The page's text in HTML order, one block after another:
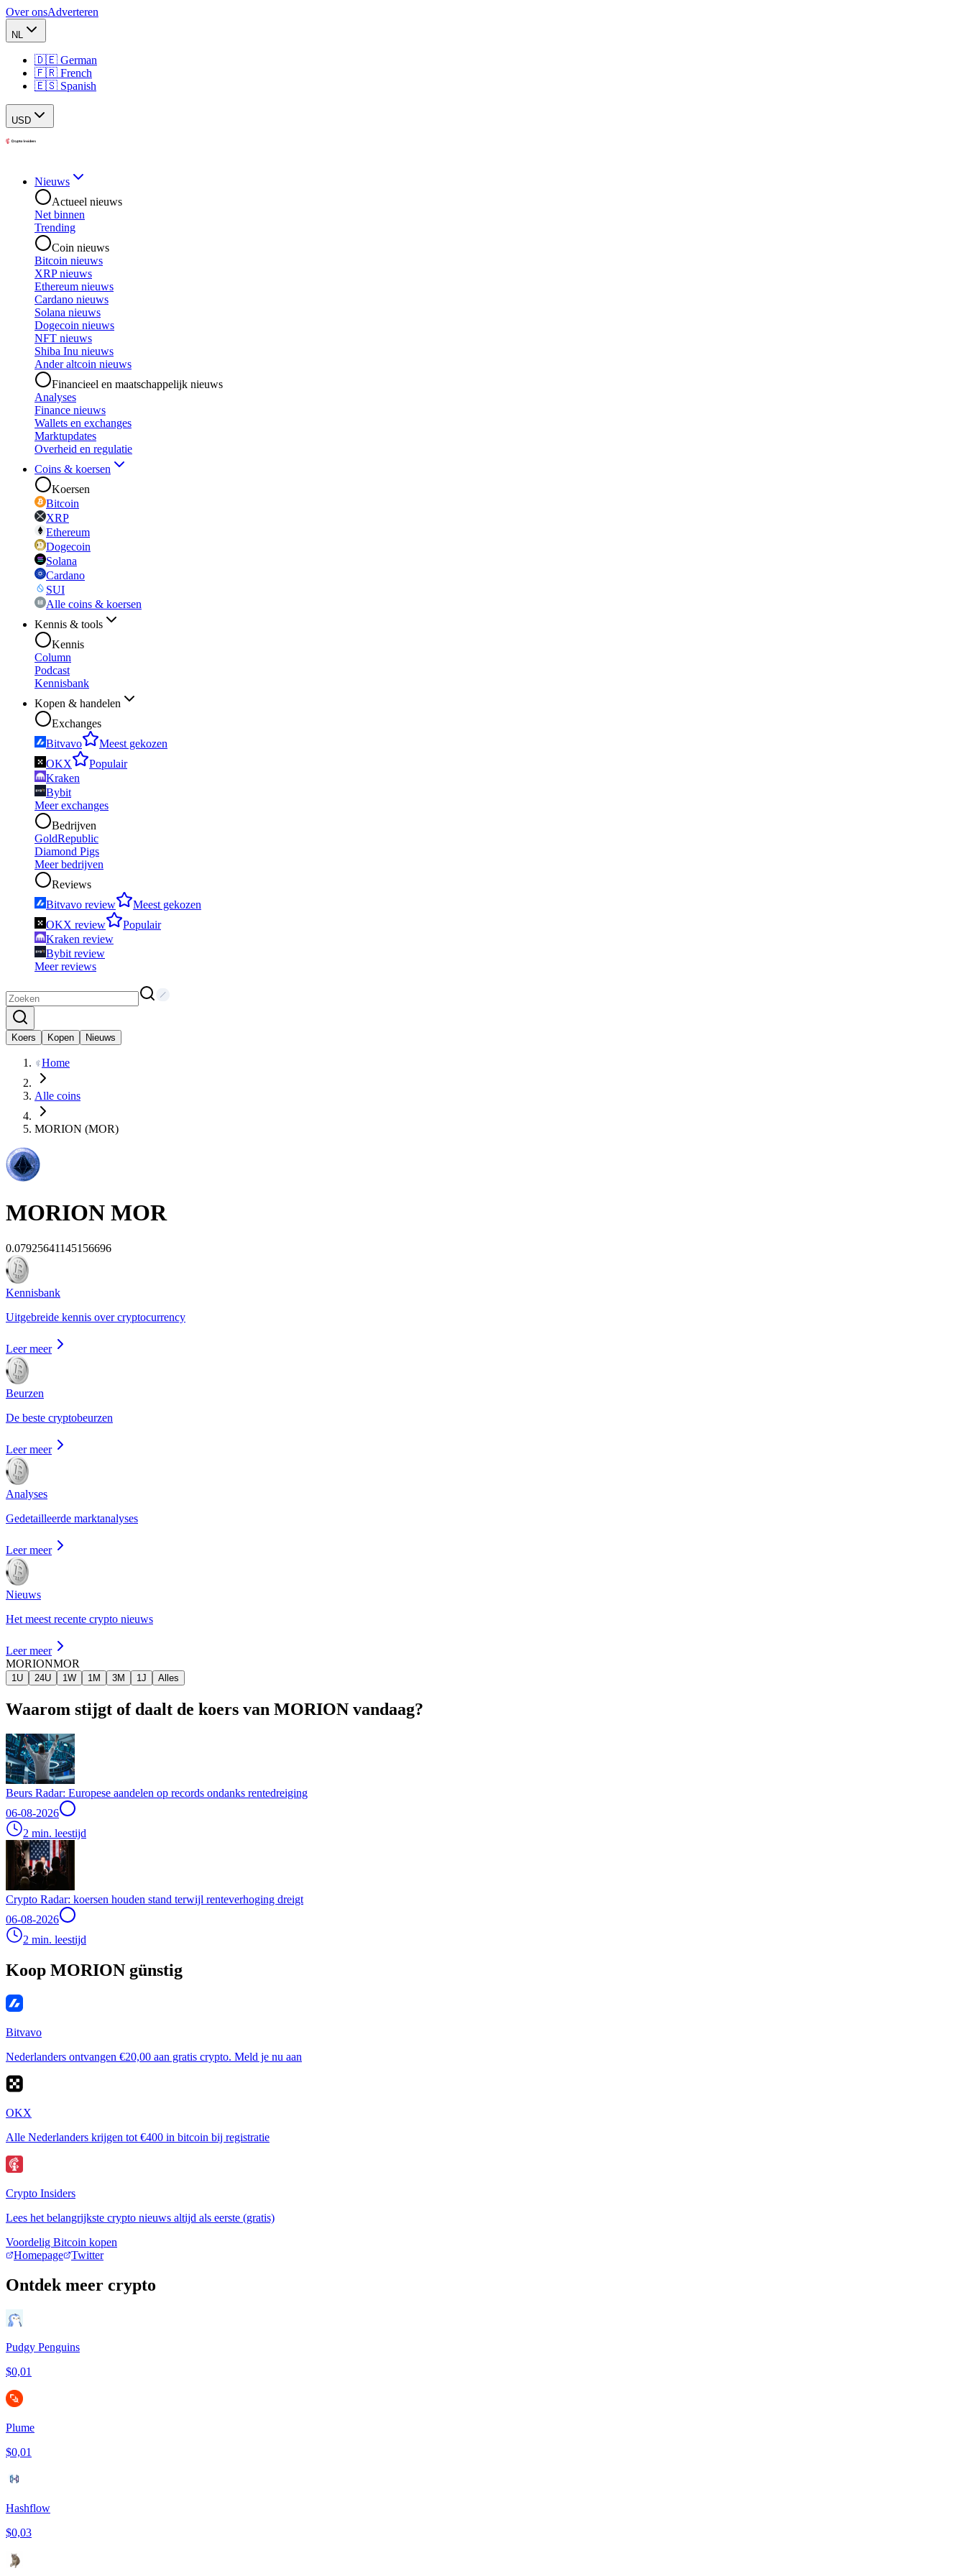
Over onsAdverteren
NL
🇩🇪 German
🇫🇷 French
🇪🇸 Spanish
USD
Nieuws
Actueel nieuws
Net binnen
Trending
Coin nieuws
Bitcoin nieuws
XRP nieuws
Ethereum nieuws
Cardano nieuws
Solana nieuws
Dogecoin nieuws
NFT nieuws
Shiba Inu nieuws
Ander altcoin nieuws
Financieel en maatschappelijk nieuws
Analyses
Finance nieuws
Wallets en exchanges
Marktupdates
Overheid en regulatie
Coins & koersen
Koersen
Bitcoin
XRP
Ethereum
Dogecoin
Solana
Cardano
SUI
Alle coins & koersen
Kennis & tools
Kennis
Column
Podcast
Kennisbank
Kopen & handelen
Exchanges
Bitvavo
Meest gekozen
OKX
Populair
Kraken
Bybit
Meer exchanges
Bedrijven
GoldRepublic
Diamond Pigs
Meer bedrijven
Reviews
Bitvavo review
Meest gekozen
OKX review
Populair
Kraken review
Bybit review
Meer reviews
Koers Kopen Nieuws
Home
Alle coins
MORION (MOR)
MORION MOR
0.07925641145156696
Kennisbank
Uitgebreide kennis over cryptocurrency
Leer meer
Beurzen
De beste cryptobeurzen
Leer meer
Analyses
Gedetailleerde marktanalyses
Leer meer
Nieuws
Het meest recente crypto nieuws
Leer meer
MORIONMOR
1U 24U 1W 1M 3M 1J Alles
Waarom stijgt of daalt de koers van MORION vandaag?
Beurs Radar: Europese aandelen op records ondanks rentedreiging
06-08-2026
2 min. leestijd
Crypto Radar: koersen houden stand terwijl renteverhoging dreigt
06-08-2026
2 min. leestijd
Koop MORION günstig
Bitvavo
Nederlanders ontvangen €20,00 aan gratis crypto. Meld je nu aan
OKX
Alle Nederlanders krijgen tot €400 in bitcoin bij registratie
Crypto Insiders
Lees het belangrijkste crypto nieuws altijd als eerste (gratis)
Voordelig Bitcoin kopen
Homepage
Twitter
Ontdek meer crypto
Pudgy Penguins
$0,01
Plume
$0,01
Hashflow
$0,03